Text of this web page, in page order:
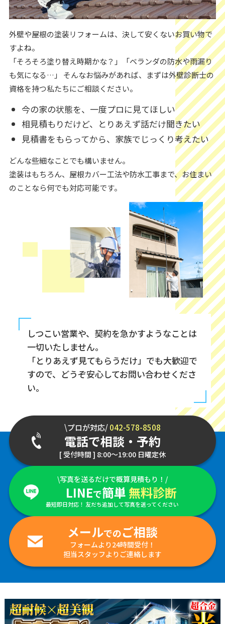
外壁や屋根の塗装リフォームは、決して安くないお買い物で
すよね。
「そろそろ塗り替え時期かな？」「ベランダの防水や雨漏り
も気になる…」 そんなお悩みがあれば、まずは外壁診断士の
資格を持つ私たちにご相談ください。
今の家の状態を、一度プロに見てほしい
相見積もりだけど、とりあえず話だけ聞きたい
見積書をもらってから、家族でじっくり考えたい
どんな些細なことでも構いません。
塗装はもちろん、屋根カバー工法や防水工事まで、お住まい
のことなら何でも対応可能です。
しつこい営業や、契約を急かすようなことは
一切いたしません。
「とりあえず見てもらうだけ」でも大歓迎で
すので、どうぞ安心してお問い合わせくださ
い。
\プロが対応/042-578-8508
電話で相談・予約
[ 受付時間 ] 8:00～19:00 日曜定休
\写真を送るだけで概算見積もり！/
LINEで簡単 無料診断
最短即日対応！ 友だち追加して写真を送ってください
メールでのご相談
フォームより24時間受付！
担当スタッフよりご連絡します